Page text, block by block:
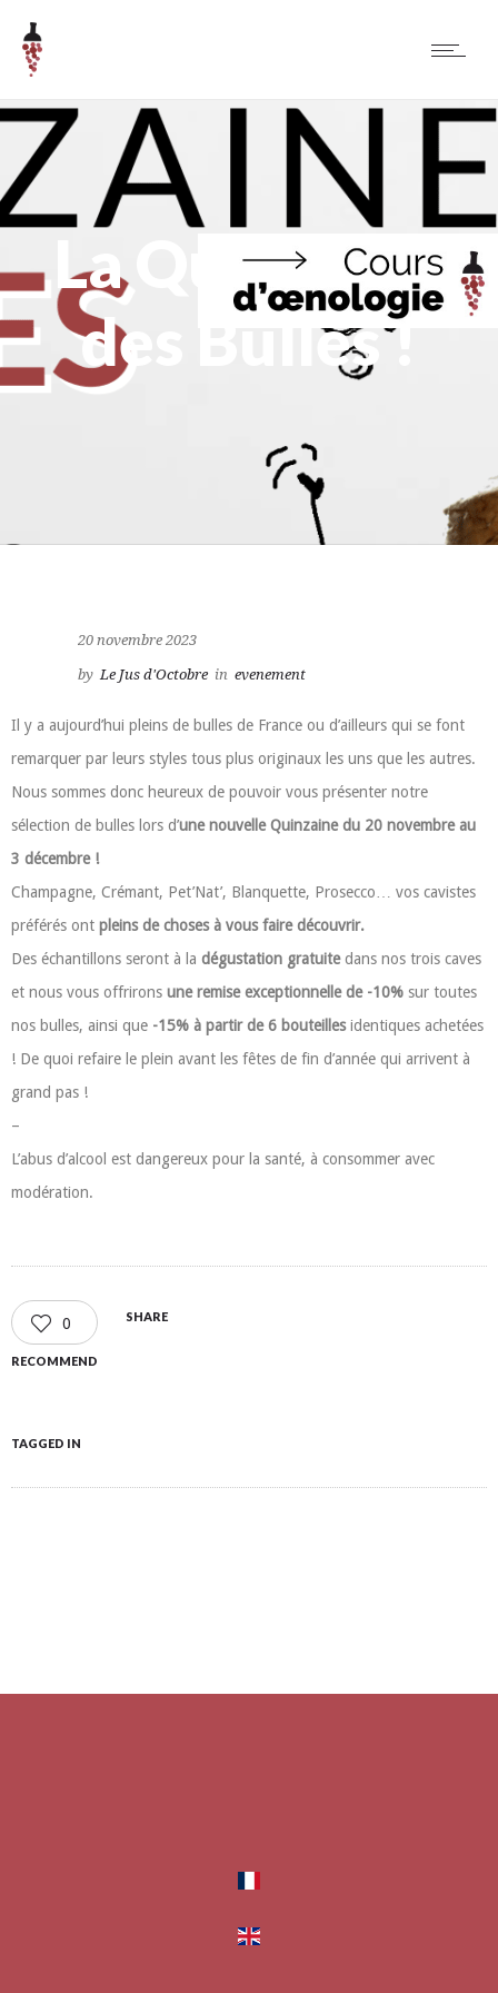
La Quinzaine
des Bulles !
20 novembre 2023
by Le Jus d'Octobre in evenement
Il y a aujourd’hui pleins de bulles de France ou d’ailleurs qui se font
remarquer par leurs styles tous plus originaux les uns que les autres.
Nous sommes donc heureux de pouvoir vous présenter notre
sélection de bulles lors d’une nouvelle Quinzaine du 20 novembre au
3 décembre !
Champagne, Crémant, Pet’Nat’, Blanquette, Prosecco… vos cavistes
préférés ont pleins de choses à vous faire découvrir.
Des échantillons seront à la dégustation gratuitedans nos trois caves
et nous vous offrirons une remise exceptionnelle de -10% sur toutes
nos bulles, ainsi que -15% à partir de 6 bouteillesidentiques achetées
! De quoi refaire le plein avant les fêtes de fin d’année qui arrivent à
grand pas !
–
L’abus d’alcool est dangereux pour la santé, à consommer avec
modération.
0
RECOMMEND
SHARE
TAGGED IN